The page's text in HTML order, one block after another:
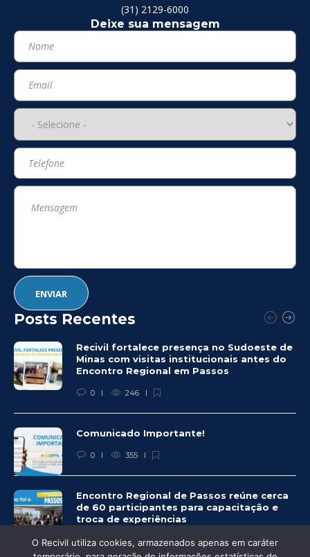
(31) 2129-6000
Deixe sua mensagem
Posts Recentes
Recivil fortalece presença no Sudoeste de
Minas com visitas institucionais antes do
Encontro Regional em Passos
0 246
Comunicado Importante!
0 355
Encontro Regional de Passos reúne cerca
de 60 participantes para capacitação e
troca de experiências
0 329
O Recivil utiliza cookies, armazenados apenas em caráter